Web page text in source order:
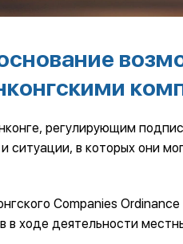
регулирующим
ситуации, в которых они
Companies
в ходе деятельности